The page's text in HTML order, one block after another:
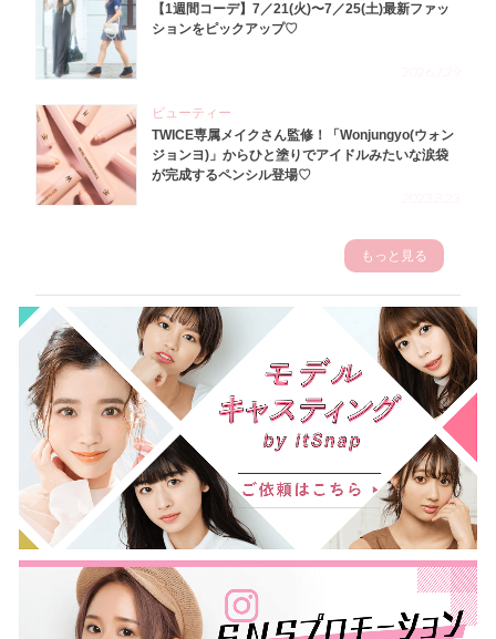
【1週間コーデ】7／21(火)〜7／25(土)最新ファッ
ションをピックアップ♡
ビューティー
TWICE専属メイクさん監修！「Wonjungyo(ウォン
ジョンヨ)」からひと塗りでアイドルみたいな涙袋
が完成するペンシル登場♡
もっと見る